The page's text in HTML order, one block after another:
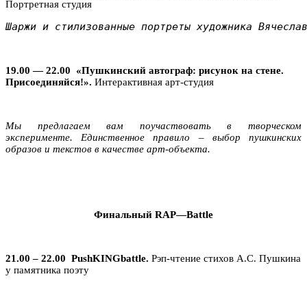
Портретная студия
Шаржи и стилизованные портреты художника
19.00 — 22.00 «Пушкинский автограф: рисунок на стене.
Присоединяйся!». Интерактивная арт-студия
Мы предлагаем вам поучаствовать в творческом
экcперименте. Единственное правило – выбор пушкинских
образов и текстов в качестве арт-объекта.
Финальный RAP—Battle
21.00 – 22.00 PushKINGbattle. Рэп-чтение стихов А.С. Пушкина
у памятника поэту